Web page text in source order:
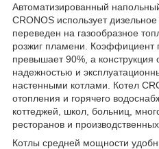
Автоматизированный
CRONOS использует
переведен на газообразное
розжиг пламени. Коэффициент
превышает 90%, а конструкция
надежностью и
настенными котлами. Котел
отопления и горячего
коттеджей, школ, больниц,
ресторанов и
Котлы средней мощности